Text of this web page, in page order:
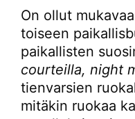
On ollut
toiseen
paikallisten
courteilla, night
tienvarsien
mitäkin ruokaa